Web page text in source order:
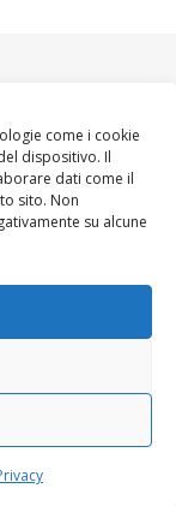
come i cookie
dispositivo. Il
dati come il
sito. Non
su alcune